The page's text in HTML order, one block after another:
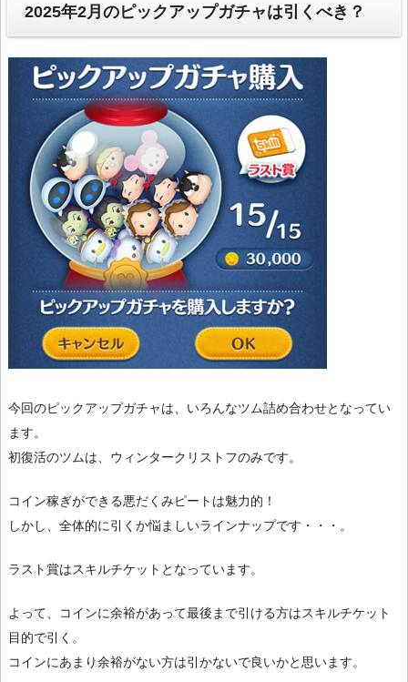
2025年2月のピックアップガチャは引くべき？
今回のピックアップガチャは、いろんなツム詰め合わせとなってい
ます。
初復活のツムは、ウィンタークリストフのみです。
コイン稼ぎができる悪だくみピートは魅力的！
しかし、全体的に引くか悩ましいラインナップです・・・。
ラスト賞はスキルチケットとなっています。
よって、コインに余裕があって最後まで引ける方はスキルチケット
目的で引く。
コインにあまり余裕がない方は引かないで良いかと思います。